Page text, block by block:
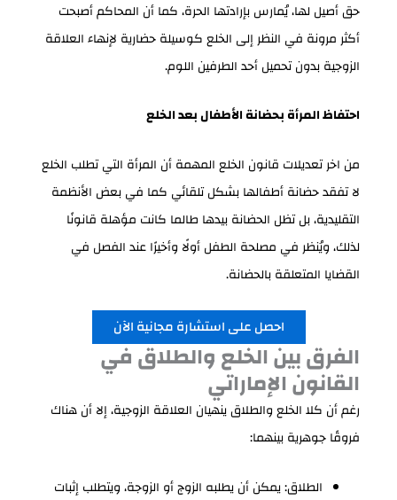
حق أصيل لها، يُمارس بإرادتها الحرة، كما أن المحاكم أصبحت
أكثر مرونة في النظر إلى الخلع كوسيلة حضارية لإنهاء العلاقة
الزوجية بدون تحميل أحد الطرفين اللوم.
احتفاظ المرأة بحضانة الأطفال بعد الخلع
من اخر تعديلات قانون الخلع المهمة أن المرأة التي تطلب الخلع
لا تفقد حضانة أطفالها بشكل تلقائي كما في بعض الأنظمة
التقليدية، بل تظل الحضانة بيدها طالما كانت مؤهلة قانونًا
لذلك، ويُنظر في مصلحة الطفل أولًا وأخيرًا عند الفصل في
القضايا المتعلقة بالحضانة.
احصل على استشارة مجانية الآن
الفرق بين الخلع والطلاق في
القانون الإماراتي
رغم أن كلا الخلع والطلاق ينهيان العلاقة الزوجية، إلا أن هناك
فروقًا جوهرية بينهما:
الطلاق: يمكن أن يطلبه الزوج أو الزوجة، ويتطلب إثبات